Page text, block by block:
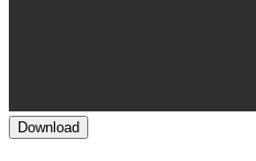
Download